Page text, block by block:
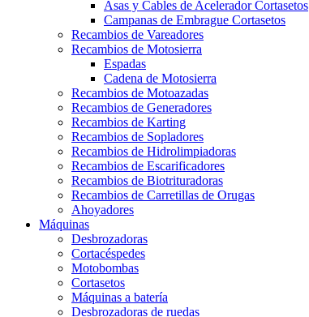
Asas y Cables de Acelerador Cortasetos
Campanas de Embrague Cortasetos
Recambios de Vareadores
Recambios de Motosierra
Espadas
Cadena de Motosierra
Recambios de Motoazadas
Recambios de Generadores
Recambios de Karting
Recambios de Sopladores
Recambios de Hidrolimpiadoras
Recambios de Escarificadores
Recambios de Biotrituradoras
Recambios de Carretillas de Orugas
Ahoyadores
Máquinas
Desbrozadoras
Cortacéspedes
Motobombas
Cortasetos
Máquinas a batería
Desbrozadoras de ruedas